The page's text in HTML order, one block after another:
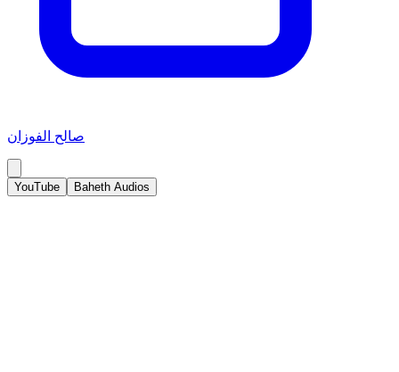
صالح الفوزان
YouTube Baheth Audios